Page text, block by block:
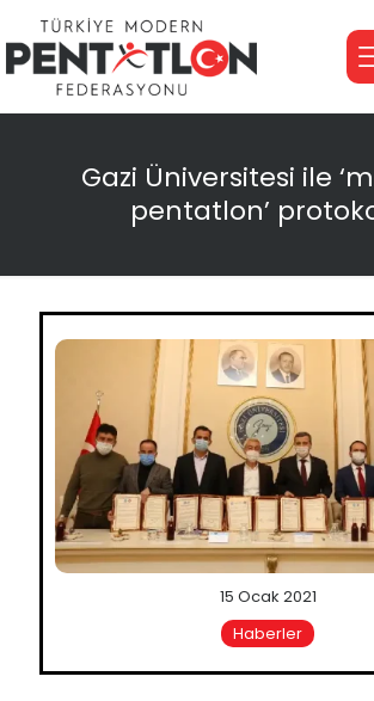
Gazi Üniversitesi ile
pentatlon’
15 Ocak 2021
Haberler